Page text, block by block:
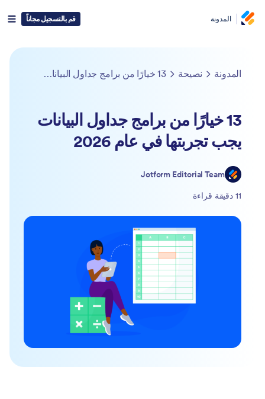
المدونة قم بالتسجيل مجاناً
المدونة نصيحة 13 خيارًا من برامج جداول البيانات يجب تجربتها في عام 2026
13 خيارًا من برامج جداول البيانات
يجب تجربتها في عام 2026
Jotform Editorial Team
11 دقيقة قراءة